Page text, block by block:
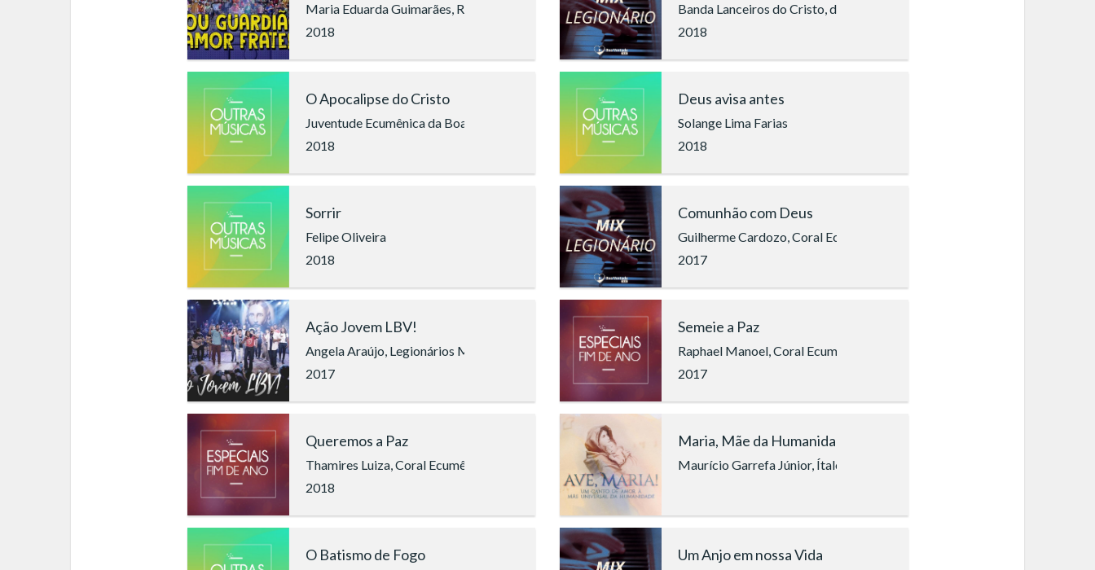
Maria Eduarda Guimarães, Raíssa Britto, Isael Dutra, Coral Ecumênico Infantojuvenil Boa Vontade (Glorinha/RS)
2018
Banda Lanceiros do Cristo, da LBV
2018
O Apocalipse do Cristo
Juventude Ecumênica da Boa Vontade de Deus (Araruama/RJ)
2018
Deus avisa antes
Solange Lima Farias
2018
Sorrir
Felipe Oliveira
2018
Comunhão com Deus
Guilherme Cardozo, Coral Ecumênico Boa Vontade (São Paulo)
2017
Ação Jovem LBV!
Angela Araújo, Legionários Mc's, Guilherme Caetano, Douglas Guttemberg, Coral Ecumênico Boa Vontade (São Paulo)
2017
Semeie a Paz
Raphael Manoel, Coral Ecumênico Infantojuvenil Boa Vontade (São
2017
Queremos a Paz
Thamires Luiza, Coral Ecumênico Infantojuvenil Boa Vontade (São Paulo), Emanuelle Abrantes
2018
Maria, Mãe da Humanidade
Maurício Garrefa Júnior, Ítalo Nunes
O Batismo de Fogo Um Anjo em nossa Vida